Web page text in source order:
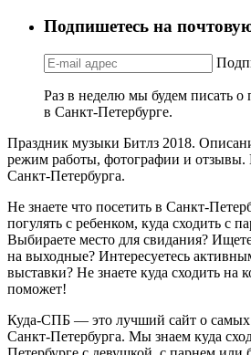
Подпишетесь на
Раз в неделю мы будем писать о
в Санкт-Петербурге.
Праздник музыки Битлз 2018.
режим работы, фотографии и отзывы.
Санкт-Петербурга.
Не знаете что посетить в Санкт-
погулять с ребенком, куда сходить с
Выбираете место для свидания?
на выходные? Интересуетесь
выставки? Не знаете куда сходить на
поможет!
Куда-СПБ — это лучший сайт о самых
Санкт-Петербурга. Мы знаем куда